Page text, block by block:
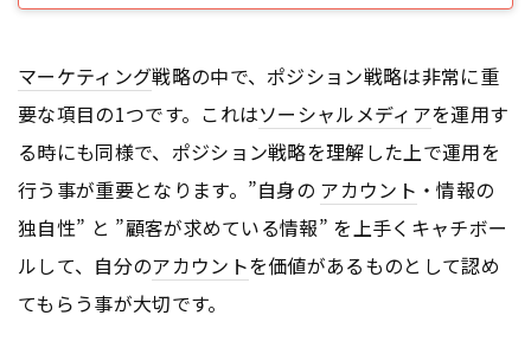
マーケティング戦略の中で、ポジション戦略は非常に重
要な項目の1つです。これはソーシャルメディアを運用す
る時にも同様で、ポジション戦略を理解した上で運用を
行う事が重要となります。”自身の アカウント ・情報の
独自性” と ”顧客が求めている情報” を上手くキャチボー
ルして、自分のアカウントを価値があるものとして認め
てもらう事が大切です。